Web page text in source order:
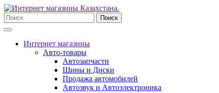
Поиск
Интернет магазины
Авто-товары
Автозапчасти
Шины и Диски
Продажа автомобилей
Автозвук и Автоэлектроника